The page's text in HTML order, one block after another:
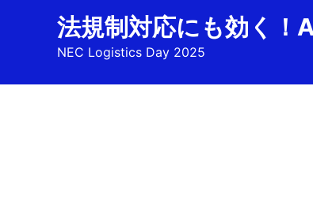
イ
ト
法規制対応にも効く！
NEC Logistics Day 2025